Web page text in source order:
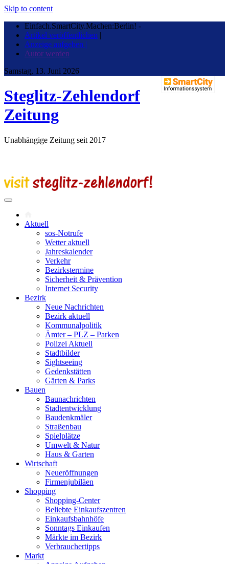
Skip to content
Einfach.SmartCity.Machen:Berlin! -
Artikel veröffentlichen |
Anzeige aufgeben |
Autor werden
Samstag, 13. Juni 2026
Steglitz-Zehlendorf
Zeitung
Unabhängige Zeitung seit 2017
Aktuell
sos-Notrufe
Wetter aktuell
Jahreskalender
Verkehr
Bezirkstermine
Sicherheit & Prävention
Internet Security
Bezirk
Neue Nachrichten
Bezirk aktuell
Kommunalpolitik
Ämter – PLZ – Parken
Polizei Aktuell
Stadtbilder
Sightseeing
Gedenkstätten
Gärten & Parks
Bauen
Baunachrichten
Stadtentwicklung
Baudenkmäler
Straßenbau
Spielplätze
Umwelt & Natur
Haus & Garten
Wirtschaft
Neueröffnungen
Firmenjubiläen
Shopping
Shopping-Center
Beliebte Einkaufszentren
Einkaufsbahnhöfe
Sonntags Einkaufen
Märkte im Bezirk
Verbrauchertipps
Markt